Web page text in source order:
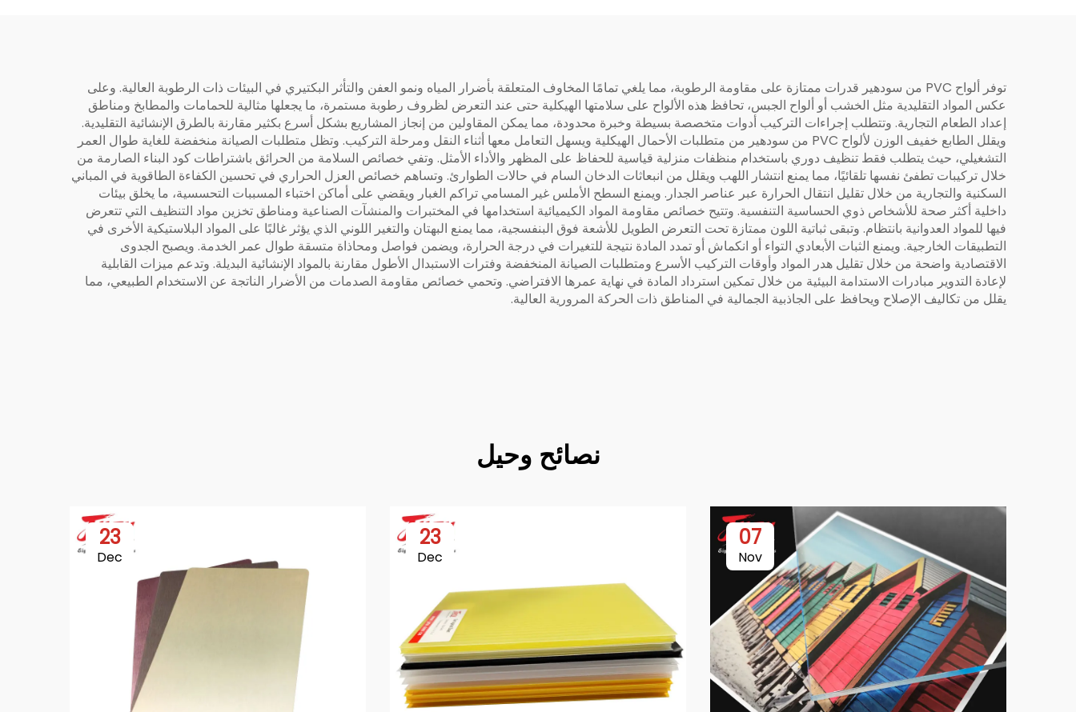
توفر ألواح PVC من سودهير قدرات ممتازة على مقاومة الرطوبة، مما يلغي تمامًا المخاوف المتعلقة بأضرار المياه ونمو العفن والتأثر البكتيري في البيئات ذات الرطوبة العالية. وعلى
عكس المواد التقليدية مثل الخشب أو ألواح الجبس، تحافظ هذه الألواح على سلامتها الهيكلية حتى عند التعرض لظروف رطوبة مستمرة، ما يجعلها مثالية للحمامات والمطابخ ومناطق
إعداد الطعام التجارية. وتتطلب إجراءات التركيب أدوات متخصصة بسيطة وخبرة محدودة، مما يمكن المقاولين من إنجاز المشاريع بشكل أسرع بكثير مقارنة بالطرق الإنشائية التقليدية.
ويقلل الطابع خفيف الوزن لألواح PVC من سودهير من متطلبات الأحمال الهيكلية ويسهل التعامل معها أثناء النقل ومرحلة التركيب. وتظل متطلبات الصيانة منخفضة للغاية طوال العمر
التشغيلي، حيث يتطلب فقط تنظيف دوري باستخدام منظفات منزلية قياسية للحفاظ على المظهر والأداء الأمثل. وتفي خصائص السلامة من الحرائق باشتراطات كود البناء الصارمة من
خلال تركيبات تطفئ نفسها تلقائيًا، مما يمنع انتشار اللهب ويقلل من انبعاثات الدخان السام في حالات الطوارئ. وتساهم خصائص العزل الحراري في تحسين الكفاءة الطاقوية في المباني
السكنية والتجارية من خلال تقليل انتقال الحرارة عبر عناصر الجدار. ويمنع السطح الأملس غير المسامي تراكم الغبار ويقضي على أماكن اختباء المسببات التحسسية، ما يخلق بيئات
داخلية أكثر صحة للأشخاص ذوي الحساسية التنفسية. وتتيح خصائص مقاومة المواد الكيميائية استخدامها في المختبرات والمنشآت الصناعية ومناطق تخزين مواد التنظيف التي تتعرض
فيها للمواد العدوانية بانتظام. وتبقى ثباتية اللون ممتازة تحت التعرض الطويل للأشعة فوق البنفسجية، مما يمنع البهتان والتغير اللوني الذي يؤثر غالبًا على المواد البلاستيكية الأخرى في
التطبيقات الخارجية. ويمنع الثبات الأبعادي التواء أو انكماش أو تمدد المادة نتيجة للتغيرات في درجة الحرارة، ويضمن فواصل ومحاذاة متسقة طوال عمر الخدمة. ويصبح الجدوى
الاقتصادية واضحة من خلال تقليل هدر المواد وأوقات التركيب الأسرع ومتطلبات الصيانة المنخفضة وفترات الاستبدال الأطول مقارنة بالمواد الإنشائية البديلة. وتدعم ميزات القابلية
لإعادة التدوير مبادرات الاستدامة البيئية من خلال تمكين استرداد المادة في نهاية عمرها الافتراضي. وتحمي خصائص مقاومة الصدمات من الأضرار الناتجة عن الاستخدام الطبيعي، مما
يقلل من تكاليف الإصلاح ويحافظ على الجاذبية الجمالية في المناطق ذات الحركة المرورية العالية.
نصائح وحيل
07
Nov
23
Dec
23
Dec